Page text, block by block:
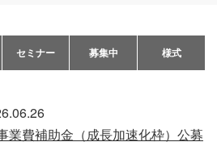
セミナー 募集中 様式
業費補助金（成長加速化枠）公募